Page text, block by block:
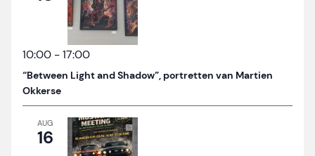
10:00 -17:00
“Between Light and Shadow”, portretten van Martien
Okkerse
AUG
16